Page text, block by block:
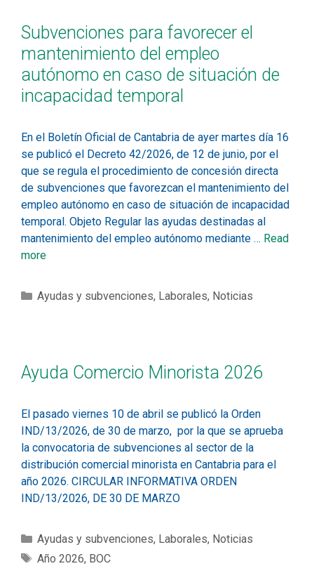
Subvenciones para favorecer el
mantenimiento del empleo
autónomo en caso de situación de
incapacidad temporal
En el Boletín Oficial de Cantabria de ayer martes día 16
se publicó el Decreto 42/2026, de 12 de junio, por el
que se regula el procedimiento de concesión directa
de subvenciones que favorezcan el mantenimiento del
empleo autónomo en caso de situación de incapacidad
temporal. Objeto Regular las ayudas destinadas al
mantenimiento del empleo autónomo mediante … Read
more
Ayudas y subvenciones, Laborales, Noticias
Ayuda Comercio Minorista 2026
El pasado viernes 10 de abril se publicó la Orden
IND/13/2026, de 30 de marzo, por la que se aprueba
la convocatoria de subvenciones al sector de la
distribución comercial minorista en Cantabria para el
año 2026. CIRCULAR INFORMATIVA ORDEN
IND/13/2026, DE 30 DE MARZO
Ayudas y subvenciones, Laborales, Noticias
Año 2026, BOC